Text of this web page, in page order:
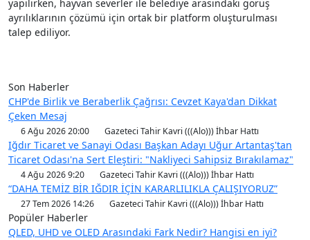
yapılırken, hayvan severler ile belediye arasındaki görüş
ayrılıklarının çözümü için ortak bir platform oluşturulması
talep ediliyor.
Son Haberler
CHP'de Birlik ve Beraberlik Çağrısı: Cevzet Kaya'dan Dikkat
Çeken Mesaj
6 Ağu 2026 20:00 Gazeteci Tahir Kavri (((Alo))) İhbar Hattı
Iğdır Ticaret ve Sanayi Odası Başkan Adayı Uğur Artantaş'tan
Ticaret Odası'na Sert Eleştiri: "Nakliyeci Sahipsiz Bırakılamaz"
4 Ağu 2026 9:20 Gazeteci Tahir Kavri (((Alo))) İhbar Hattı
“DAHA TEMİZ BİR IĞDIR İÇİN KARARLILIKLA ÇALIŞIYORUZ”
27 Tem 2026 14:26 Gazeteci Tahir Kavri (((Alo))) İhbar Hattı
Popüler Haberler
QLED, UHD ve OLED Arasındaki Fark Nedir? Hangisi en iyi?